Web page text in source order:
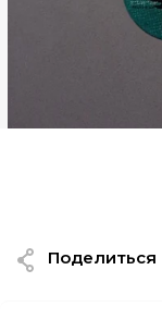
Поделиться